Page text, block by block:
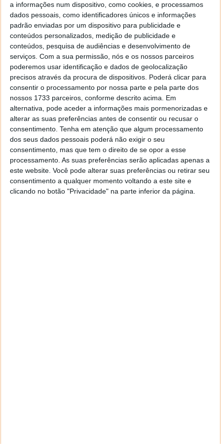
a informações num dispositivo, como cookies, e processamos
dados pessoais, como identificadores únicos e informações
padrão enviadas por um dispositivo para publicidade e
conteúdos personalizados, medição de publicidade e
conteúdos, pesquisa de audiências e desenvolvimento de
serviços. Com a sua permissão, nós e os nossos parceiros
poderemos usar identificação e dados de geolocalização
precisos através da procura de dispositivos. Poderá clicar para
consentir o processamento por nossa parte e pela parte dos
nossos 1733 parceiros, conforme descrito acima. Em
alternativa, pode aceder a informações mais pormenorizadas e
alterar as suas preferências antes de consentir ou recusar o
consentimento. Tenha em atenção que algum processamento
dos seus dados pessoais poderá não exigir o seu
consentimento, mas que tem o direito de se opor a esse
processamento. As suas preferências serão aplicadas apenas a
este website. Você pode alterar suas preferências ou retirar seu
consentimento a qualquer momento voltando a este site e
clicando no botão "Privacidade" na parte inferior da página.
2 anos depois, eis o estado de The
Waylanders
10 MAI 2020 ·JOGOS
No longínquo ano de 2018, viemos revelar o início de
uma campanha Kickstarter paraThe Waylanders.
Trata-se de projeto de uma equipa de